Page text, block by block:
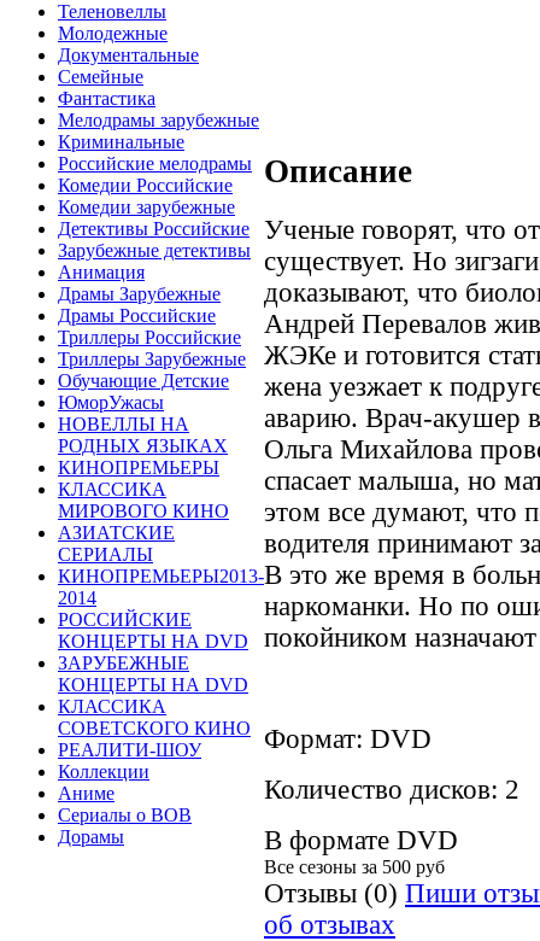
Теленовеллы
Молодежные
Документальные
Семейные
Фантастика
Мелодрамы зарубежные
Криминальные
Российские мелодрамы
Комедии Российские
Комедии зарубежные
Детективы Российские
Зарубежные детективы
Анимация
Драмы Зарубежные
Драмы Российские
Триллеры Российские
Триллеры Зарубежные
Обучающие Детские
ЮморУжасы
НОВЕЛЛЫ НА
РОДНЫХ ЯЗЫКАХ
КИНОПРЕМЬЕРЫ
КЛАССИКА
МИРОВОГО КИНО
АЗИАТСКИЕ
СЕРИАЛЫ
КИНОПРЕМЬЕРЫ2013-
2014
РОССИЙСКИЕ
КОНЦЕРТЫ НА DVD
ЗАРУБЕЖНЫЕ
КОНЦЕРТЫ НА DVD
КЛАССИКА
СОВЕТСКОГО КИНО
РЕАЛИТИ-ШОУ
Коллекции
Аниме
Сериалы о ВОВ
Дорамы
Описание
Ученые говорят, что
существует. Но
доказывают, что
Андрей Перевалов
ЖЭКе и готовится
жена уезжает к
аварию. Врач-акушер
Ольга Михайлова
спасает малыша, но
этом все думают, что
водителя принимают
В это же время в
наркоманки. Но по
покойником
Формат: DVD
Количество дисков: 2
В формате DVD
Все сезоны за 500 руб
Отзывы (0) Пиши
об отзывах